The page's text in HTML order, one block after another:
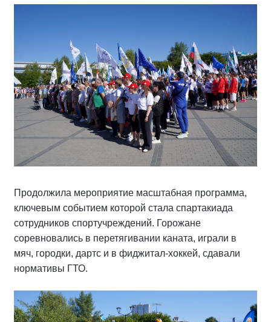
Продолжила мероприятие масштабная программа,
ключевым событием которой стала спартакиада
сотрудников спортучреждений. Горожане
соревновались в перетягивании каната, играли в
мяч, городки, дартс и в фиджитал-хоккей, сдавали
нормативы ГТО.